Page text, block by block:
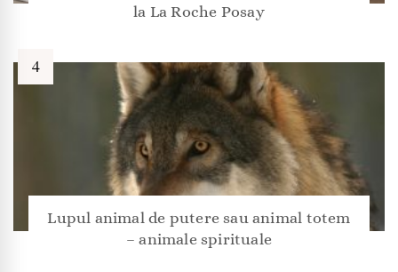
la La Roche Posay
Lupul animal de putere sau animal totem
– animale spirituale